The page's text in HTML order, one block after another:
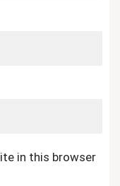
in this browser